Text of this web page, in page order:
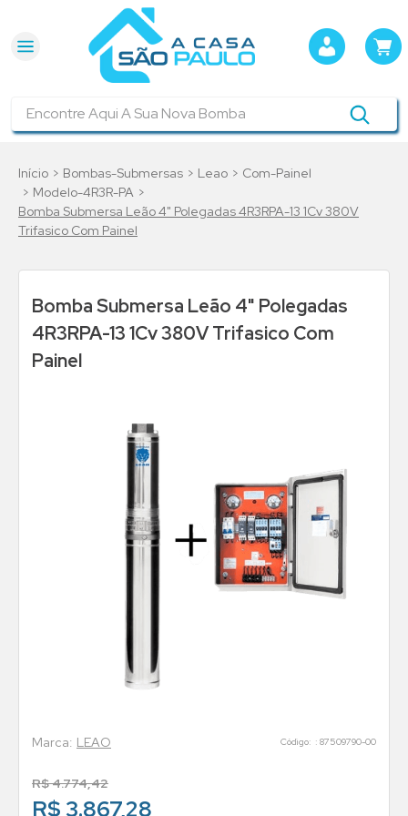
Bombas-Submersas Leao
Com-Painel
Modelo-4R3R-PA
Bomba Submersa Leão 4" Polegadas 4R3RPA-13 1Cv 380V
Trifasico Com Painel
Bomba Submersa Leão 4" Polegadas
4R3RPA-13 1Cv 380V Trifasico Com
Painel
LEAO : 87509790-00
R$4.774,42
R$ 3.867,28